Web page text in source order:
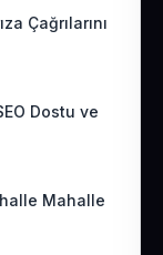
Çağrılarını
Dostu ve
Mahalle